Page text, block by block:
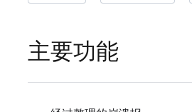
主要功能